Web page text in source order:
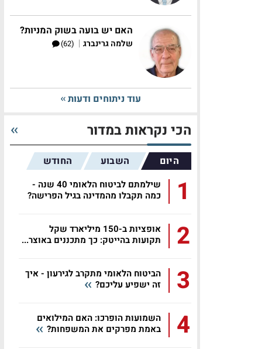
האם יש בועה בשוק המניות?
שלמה גרינברג |
(62)
עוד ניתוחים ודעות
הכי נקראות במדור
היום השבוע החודש
1
שילמתם לביטוח הלאומי 40 שנה -
כמה תקבלו מהמדינה בגיל הפרישה?
2
אופציות ב-150 מיליארד שקל
תקועות בהייטק: כך מתכננים באוצר...
3
הביטוח הלאומי מתקרב לגירעון - איך
זה ישפיע עליכם?
4
השמועות הופרכו: האם המילואים
באמת מפרקים את המשפחות?